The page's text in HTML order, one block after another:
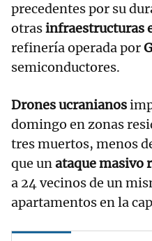
precedentes por su
otrasinfraestructuras
refinería operada por
semiconductores.
Drones ucranianos
domingo en zonas
tres muertos, menos
que unataque masivo
a 24 vecinos de un
apartamentos en la